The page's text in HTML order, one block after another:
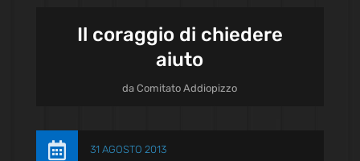
Il coraggio di chiedere
aiuto
daComitato Addiopizzo
 31 AGOSTO 2013